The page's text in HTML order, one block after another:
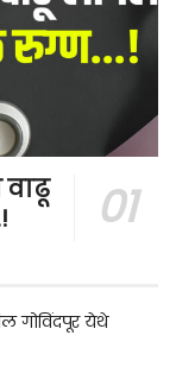
गोविंदपूर येथे